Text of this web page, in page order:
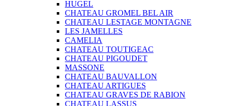
HUGEL
CHATEAU GROMEL BEL AIR
CHATEAU LESTAGE MONTAGNE
LES JAMELLES
CAMELIA
CHATEAU TOUTIGEAC
CHATEAU PIGOUDET
MASSONE
CHATEAU BAUVALLON
CHATEAU ARTIGUES
CHATEAU GRAVES DE RABION
CHATEAU LASSUS